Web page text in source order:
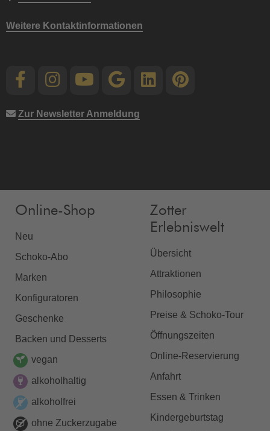
Weitere Kontaktinformationen
Zur Newsletter Anmeldung
Online-Shop
Neu
Schoko-Abo
Marken
Konfiguratoren
Geschenke
Backen und Desserts
vegan
alkoholhaltig
alkoholfrei
ohne Zuckerzugabe
Zotter
Erlebniswelt
Übersicht
Attraktionen
Philosophie
Preise & Schoko-Tour
Öffnungszeiten
Online-Reservierung
Anfahrt
Essen & Trinken
Kindergeburtstag